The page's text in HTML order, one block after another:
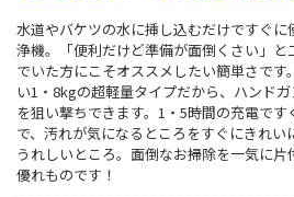
水道やバケツの水に挿し込むだけですぐに
浄機。「便利だけど準備が面倒くさい」と
でいた方にこそオススメしたい簡単さです
い1・8kgの超軽量タイプだから、ハンド
を狙い撃ちできます。1・5時間の充電です
で、汚れが気になるところをすぐにきれい
うれしいところ。面倒なお掃除を一気に片
優れものです！